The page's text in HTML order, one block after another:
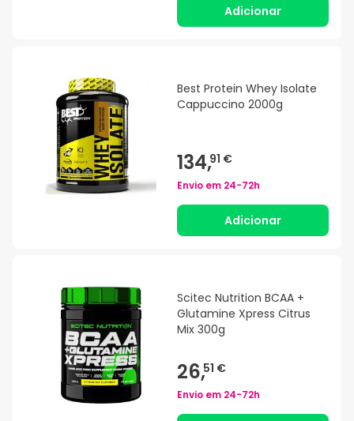
Adicionar
Best Protein Whey Isolate
Cappuccino 2000g
134,91 €
Envio em 24-72h
Adicionar
Scitec Nutrition BCAA +
Glutamine Xpress Citrus
Mix 300g
26,51 €
Envio em 24-72h